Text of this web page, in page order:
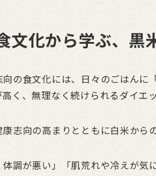
文化から学ぶ、黒
の食文化には、日々のごはんに
く、無理なく続けられるダイエ
志向の高まりとともに白米から
体調が悪い」「肌荒れや冷えが